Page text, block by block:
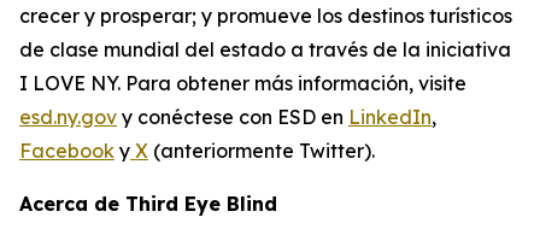
crecer y prosperar; y promueve los destinos turísticos
de clase mundial del estado a través de la iniciativa
I LOVE NY. Para obtener más información, visite
esd.ny.gov y conéctese con ESD en LinkedIn,
Facebook y X (anteriormente Twitter).
Acerca de Third Eye Blind